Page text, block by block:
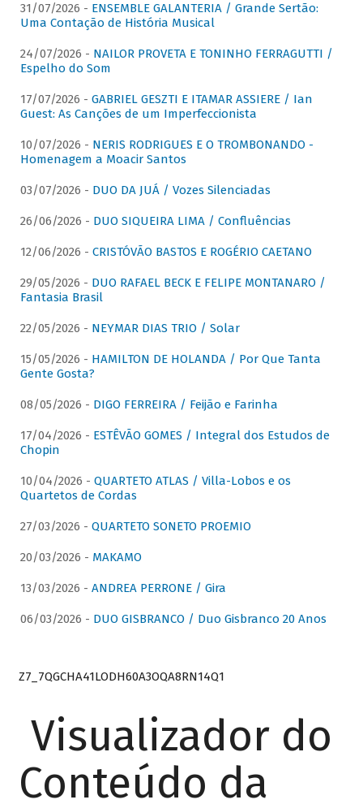
31/07/2026 - ENSEMBLE GALANTERIA / Grande Sertão:
Uma Contação de História Musical
24/07/2026 - NAILOR PROVETA E TONINHO FERRAGUTTI /
Espelho do Som
17/07/2026 - GABRIEL GESZTI E ITAMAR ASSIERE / Ian
Guest: As Canções de um Imperfeccionista
10/07/2026 - NERIS RODRIGUES E O TROMBONANDO -
Homenagem a Moacir Santos
03/07/2026 - DUO DA JUÁ / Vozes Silenciadas
26/06/2026 - DUO SIQUEIRA LIMA / Confluências
12/06/2026 - CRISTÓVÃO BASTOS E ROGÉRIO CAETANO
29/05/2026 - DUO RAFAEL BECK E FELIPE MONTANARO /
Fantasia Brasil
22/05/2026 - NEYMAR DIAS TRIO / Solar
15/05/2026 - HAMILTON DE HOLANDA / Por Que Tanta
Gente Gosta?
08/05/2026 - DIGO FERREIRA / Feijão e Farinha
17/04/2026 - ESTÊVÃO GOMES / Integral dos Estudos de
Chopin
10/04/2026 - QUARTETO ATLAS / Villa-Lobos e os
Quartetos de Cordas
27/03/2026 - QUARTETO SONETO PROEMIO
20/03/2026 - MAKAMO
13/03/2026 - ANDREA PERRONE / Gira
06/03/2026 - DUO GISBRANCO / Duo Gisbranco 20 Anos
Z7_7QGCHA41LODH60A3OQA8RN14Q1
Visualizador do
Conteúdo da